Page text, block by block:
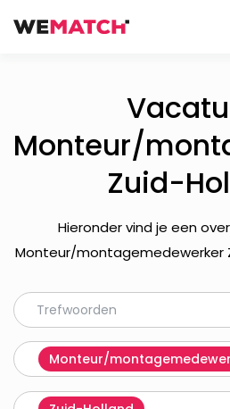
Monteur/
Zuid-
Hieronder vind je een
Monteur/montagemedewerker
Monteur/